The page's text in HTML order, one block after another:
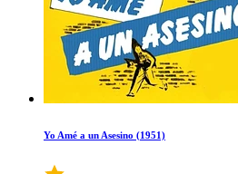
Yo Amé a un Asesino (1951)